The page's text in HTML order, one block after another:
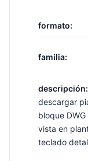
formato:
familia:
descripción:
descargar
bloque
vista en
teclado